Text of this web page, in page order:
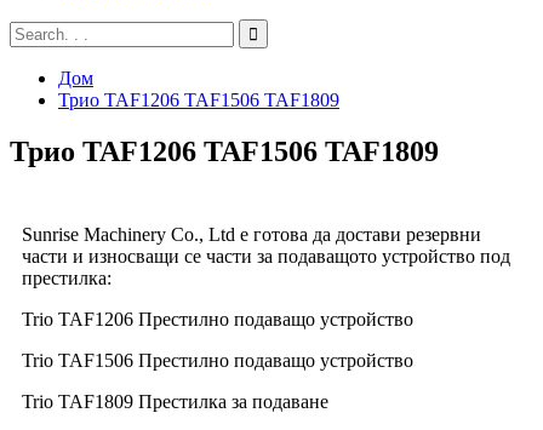
Дом
Трио TAF1206 TAF1506 TAF1809
Трио TAF1206 TAF1506 TAF1809
Sunrise Machinery Co., Ltd е готова да достави резервни
части и износващи се части за подаващото устройство под
престилка:
Trio TAF1206 Престилно подаващо устройство
Trio TAF1506 Престилно подаващо устройство
Trio TAF1809 Престилка за подаване